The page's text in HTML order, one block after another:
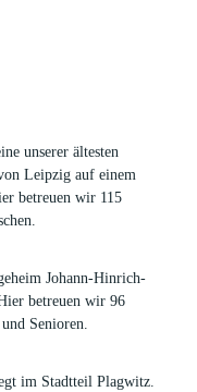
unserer ältesten
Leipzig auf einem
betreuen wir 115
Johann-Hinrich-
betreuen wir 96
Senioren.
im Stadtteil Plagwitz.